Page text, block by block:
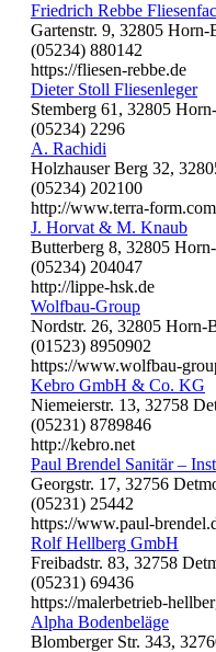
Friedrich Rebbe
Gartenstr. 9, 32805 Horn-
(05234) 880142
https://fliesen-rebbe.de
Dieter Stoll Fliesenleger
Stemberg 61, 32805
(05234) 2296
A. Rachidi
Holzhauser Berg 32,
(05234) 202100
http://www.terra-form.com
J. Horvat & M. Knaub
Butterberg 8, 32805
(05234) 204047
http://lippe-hsk.de
Wolfbau-Group
Nordstr. 26, 32805 Horn-
(01523) 8950902
https://www.wolfbau-
Kebro GmbH & Co. KG
Niemeierstr. 13, 32758
(05231) 8789846
http://kebro.net
Paul Brendel Sanitär –
Georgstr. 17, 32756
(05231) 25442
https://www.paul-
Rolf Hellberg GmbH
Freibadstr. 83, 32758
(05231) 69436
https://malerbetrieb-
Alpha Bodenbeläge
Blomberger Str. 343,